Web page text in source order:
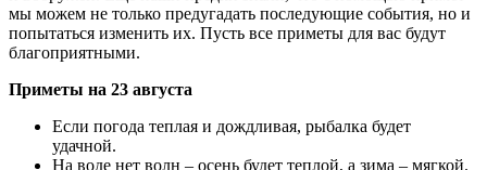
мы можем не только предугадать последующие события, но и
попытаться изменить их. Пусть все приметы для вас будут
благоприятными.
Приметы на 23 августа
Если погода теплая и дождливая, рыбалка будет
удачной.
На воде нет волн – осень будет теплой, а зима – мягкой.